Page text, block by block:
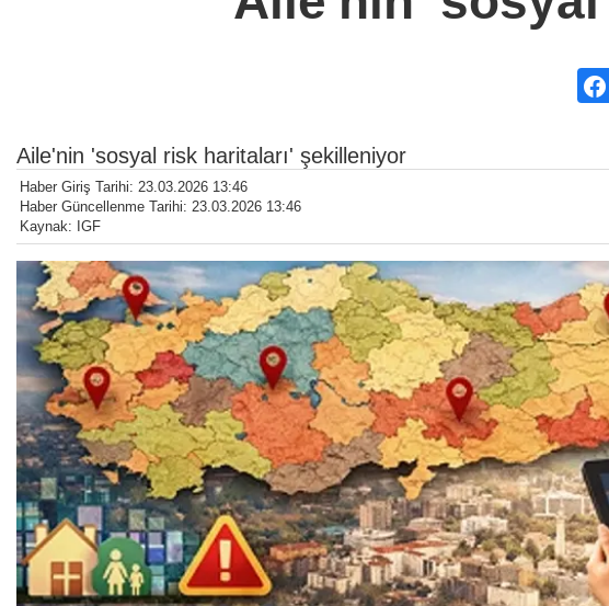
Aile'nin 'sosyal risk haritaları' şekilleniyor
Haber Giriş Tarihi: 23.03.2026 13:46
Haber Güncellenme Tarihi: 23.03.2026 13:46
Kaynak: IGF